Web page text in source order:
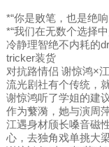
*“你是败笔，也是绝响
*“我们在无数个选择
冷静理智绝不内耗的
tricker装货
对抗路情侣 谢惊鸿×
流光剧社有个传统，
谢惊鸿听了学姐的建
作为蘩漪，她与演周
江遇身材颀长嗓音磁
心，去独角戏单挑大